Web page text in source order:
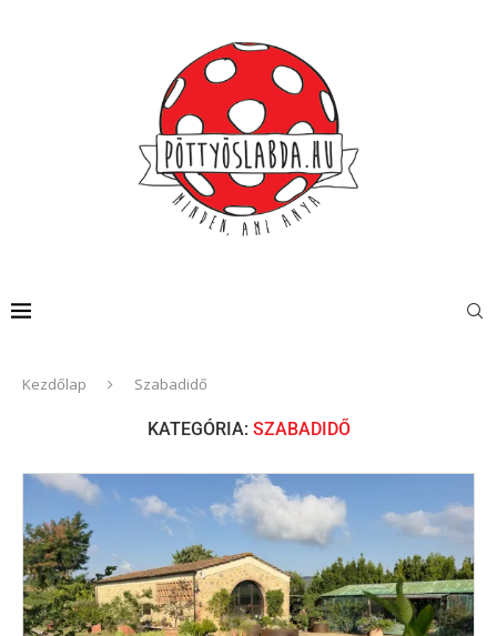
Kezdőlap Szabadidő
KATEGÓRIA: SZABADIDŐ